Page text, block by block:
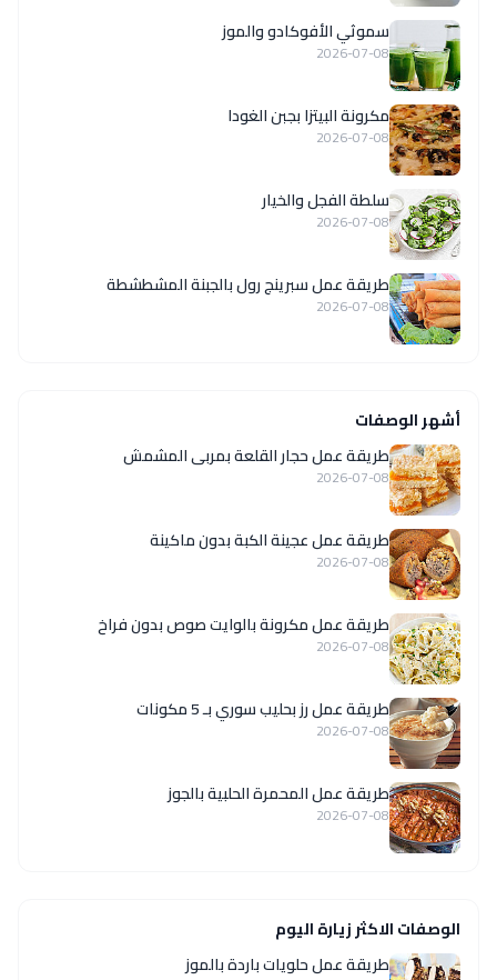
سموثي الأفوكادو والموز
2026-07-08
مكرونة البيتزا بجبن الغودا
2026-07-08
سلطة الفجل والخيار
2026-07-08
طريقة عمل سبرينج رول بالجبنة المشطشطة
2026-07-08
أشهر الوصفات
طريقة عمل حجار القلعة بمربى المشمش
2026-07-08
طريقة عمل عجينة الكبة بدون ماكينة
2026-07-08
طريقة عمل مكرونة بالوايت صوص بدون فراخ
2026-07-08
طريقة عمل رز بحليب سوري بـ 5 مكونات
2026-07-08
طريقة عمل المحمرة الحلبية بالجوز
2026-07-08
الوصفات الاكثر زيارة اليوم
طريقة عمل حلويات باردة بالموز